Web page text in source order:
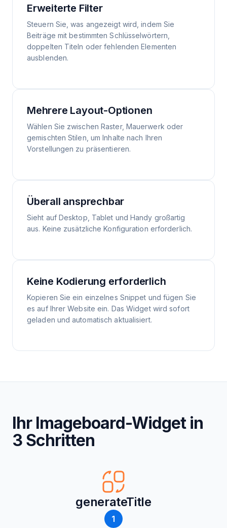
Erweiterte Filter
Steuern Sie, was angezeigt wird, indem Sie
Beiträge mit bestimmten Schlüsselwörtern,
doppelten Titeln oder fehlenden Elementen
ausblenden.
Mehrere Layout-Optionen
Wählen Sie zwischen Raster, Mauerwerk oder
gemischten Stilen, um Inhalte nach Ihren
Vorstellungen zu präsentieren.
Überall ansprechbar
Sieht auf Desktop, Tablet und Handy großartig
aus. Keine zusätzliche Konfiguration erforderlich.
Keine Kodierung erforderlich
Kopieren Sie ein einzelnes Snippet und fügen Sie
es auf Ihrer Website ein. Das Widget wird sofort
geladen und automatisch aktualisiert.
Ihr Imageboard-Widget in
3 Schritten
generateTitle
1